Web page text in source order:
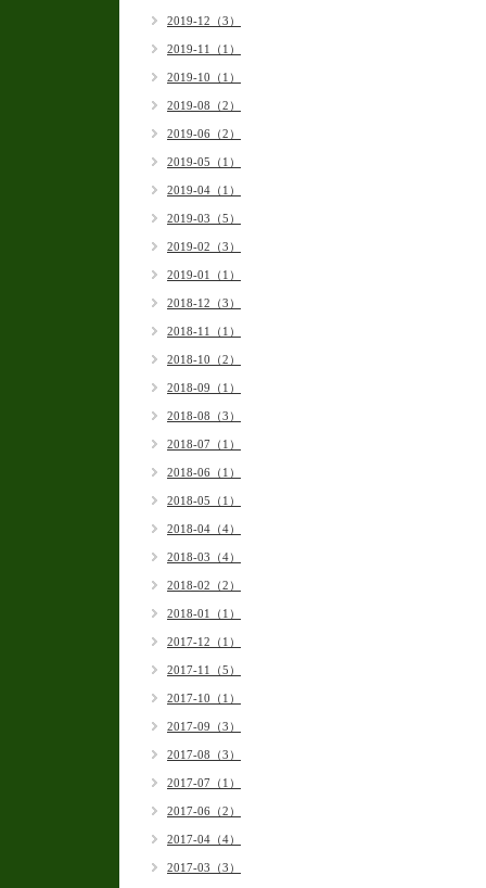
2019-12（3）
2019-11（1）
2019-10（1）
2019-08（2）
2019-06（2）
2019-05（1）
2019-04（1）
2019-03（5）
2019-02（3）
2019-01（1）
2018-12（3）
2018-11（1）
2018-10（2）
2018-09（1）
2018-08（3）
2018-07（1）
2018-06（1）
2018-05（1）
2018-04（4）
2018-03（4）
2018-02（2）
2018-01（1）
2017-12（1）
2017-11（5）
2017-10（1）
2017-09（3）
2017-08（3）
2017-07（1）
2017-06（2）
2017-04（4）
2017-03（3）